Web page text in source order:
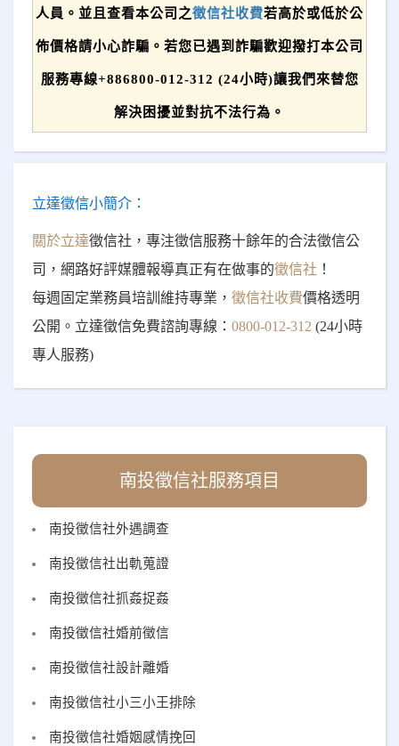
人員。並且查看本公司之徵信社收費若高於或低於公
佈價格請小心詐騙。若您已遇到詐騙歡迎撥打本公司
服務專線+886800-012-312 (24小時)讓我們來替您
解決困擾並對抗不法行為。
立達徵信小簡介：
關於立達徵信社，專注徵信服務十餘年的合法徵信公
司，網路好評媒體報導真正有在做事的徵信社 ！
每週固定業務員培訓維持專業， 徵信社收費價格透明
公開。立達徵信免費諮詢專線： 0800-012-312 (24小時
專人服務)
南投徵信社服務項目
南投徵信社外遇調查
南投徵信社出軌蒐證
南投徵信社抓姦捉姦
南投徵信社婚前徵信
南投徵信社設計離婚
南投徵信社小三小王排除
南投徵信社婚姻感情挽回